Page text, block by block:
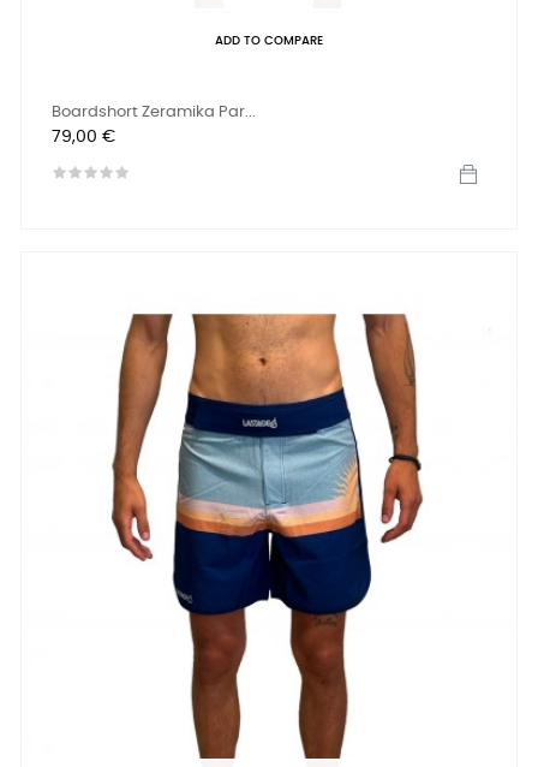
ADD TO COMPARE
Boardshort Zeramika Par...
Preis
79,00 €